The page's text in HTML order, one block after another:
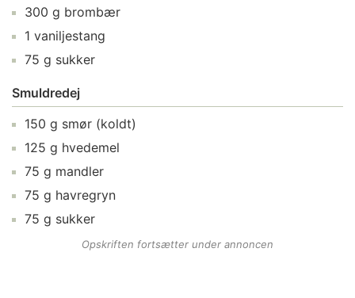
300 g brombær
1 vaniljestang
75 g sukker
Smuldredej
150 g smør (koldt)
125 g hvedemel
75 g mandler
75 g havregryn
75 g sukker
Opskriften fortsætter under annoncen